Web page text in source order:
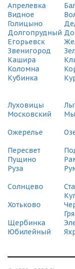
СДЭК
Мытищи,
(495) 128-95-59
СДЭК
Зеленоград,
(495) 128-95-59
ВНИИССОК,
(495) 128-95-59
Старая
СДЭК
Химки Новые,
СДЭК
Орехово-
(495) 128-95-59
(495) 128-95-59
Апрелевка
Видное
Голицыно
Долгопрудный
Егорьевск
Звенигород
Кашира
Коломна
Кубинка
Луховицы
Московский
Ожерелье
Пересвет
Пущино
Руза
Солнцево
Хотьково
Щербинка
Юбилейный